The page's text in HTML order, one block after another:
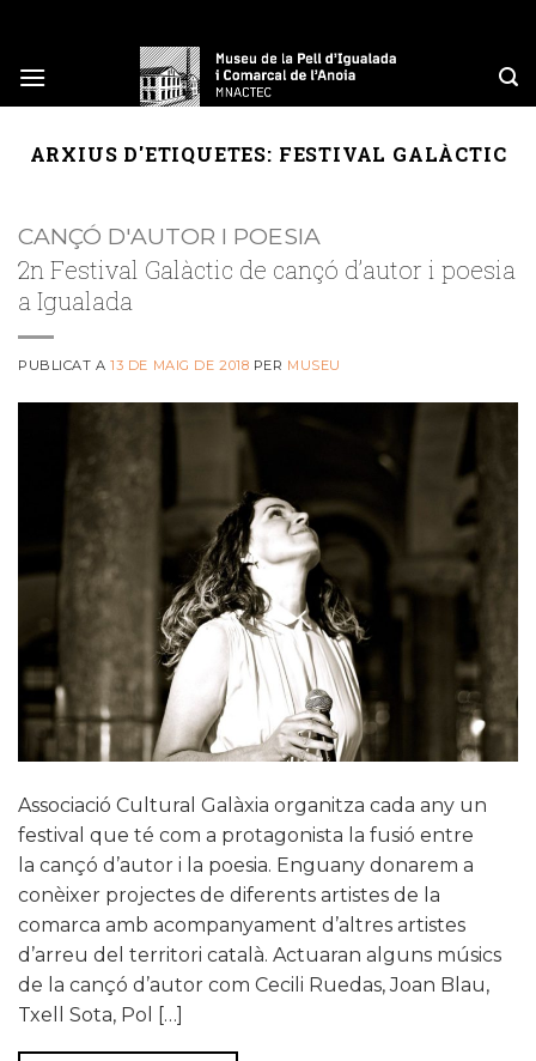
content
ARXIUS D'ETIQUETES: FESTIVAL GALÀCTIC
CANÇÓ D'AUTOR I POESIA
2n Festival Galàctic de cançó d’autor i poesia
a Igualada
PUBLICAT A13 DE MAIG DE 2018 PER MUSEU
Associació Cultural Galàxia organitza cada any un
festival que té com a protagonista la fusió entre
la cançó d’autor i la poesia. Enguany donarem a
conèixer projectes de diferents artistes de la
comarca amb acompanyament d’altres artistes
d’arreu del territori català. Actuaran alguns músics
de la cançó d’autor com Cecili Ruedas, Joan Blau,
Txell Sota, Pol […]